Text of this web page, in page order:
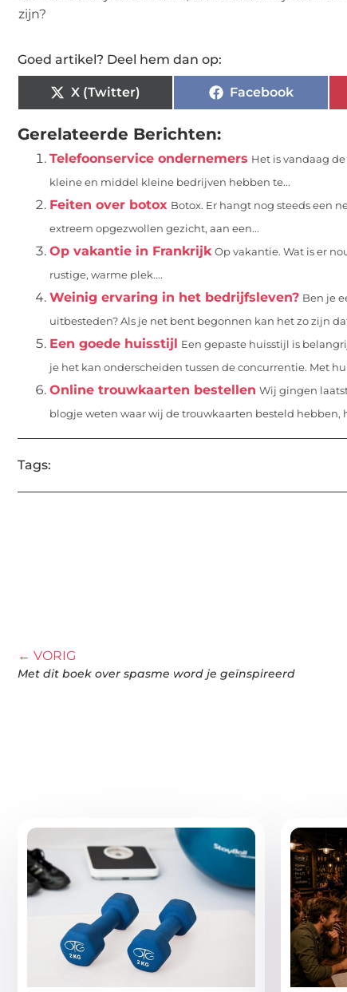
zijn?
Goed artikel? Deel hem dan op:
X (Twitter) Facebook
Gerelateerde Berichten:
Telefoonservice ondernemers Het is vandaag
kleine en middel kleine bedrijven hebben te...
Feiten over botox Botox. Er hangt nog steeds een
extreem opgezwollen gezicht, aan een...
Op vakantie in Frankrijk Op vakantie. Wat is er
rustige, warme plek....
Weinig ervaring in het bedrijfsleven? Ben je
uitbesteden? Als je net bent begonnen kan het zo zijn
Een goede huisstijl Een gepaste huisstijl is
je het kan onderscheiden tussen de concurrentie. Met
Online trouwkaarten bestellen Wij gingen
blogje weten waar wij de trouwkaarten besteld hebben,
Tags:
← VORIG
Met dit boek over spasme word je geïnspireerd